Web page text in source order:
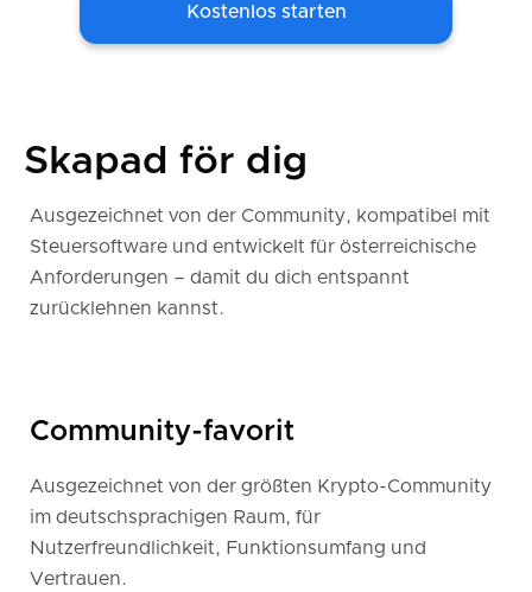
Kostenlos starten
Skapad för dig
Ausgezeichnet von der Community, kompatibel mit
Steuersoftware und entwickelt für österreichische
Anforderungen – damit du dich entspannt
zurücklehnen kannst.
Community-favorit
Ausgezeichnet von der größten Krypto-Community
im deutschsprachigen Raum, für
Nutzerfreundlichkeit, Funktionsumfang und
Vertrauen.